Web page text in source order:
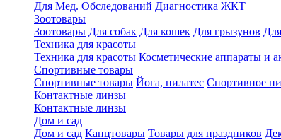
Для Мед. Обследований Диагностика ЖКТ
Зоотовары
Зоотовары Для собак Для кошек Для грызунов
Техника для красоты
Техника для красоты Косметические аппараты и
Спортивные товары
Спортивные товары Йога, пилатес Спортивное
Контактные линзы
Контактные линзы
Дом и сад
Дом и сад Канцтовары Товары для праздников